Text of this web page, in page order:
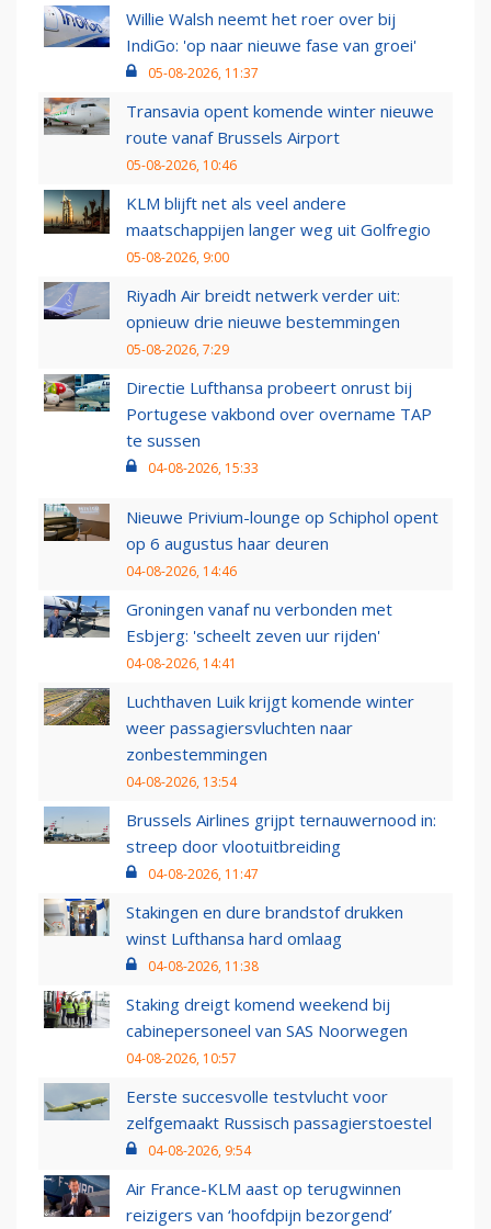
Willie Walsh neemt het roer over bij
IndiGo: 'op naar nieuwe fase van groei'
05-08-2026, 11:37
Transavia opent komende winter nieuwe
route vanaf Brussels Airport
05-08-2026, 10:46
KLM blijft net als veel andere
maatschappijen langer weg uit Golfregio
05-08-2026, 9:00
Riyadh Air breidt netwerk verder uit:
opnieuw drie nieuwe bestemmingen
05-08-2026, 7:29
Directie Lufthansa probeert onrust bij
Portugese vakbond over overname TAP
te sussen
04-08-2026, 15:33
Nieuwe Privium-lounge op Schiphol opent
op 6 augustus haar deuren
04-08-2026, 14:46
Groningen vanaf nu verbonden met
Esbjerg: 'scheelt zeven uur rijden'
04-08-2026, 14:41
Luchthaven Luik krijgt komende winter
weer passagiersvluchten naar
zonbestemmingen
04-08-2026, 13:54
Brussels Airlines grijpt ternauwernood in:
streep door vlootuitbreiding
04-08-2026, 11:47
Stakingen en dure brandstof drukken
winst Lufthansa hard omlaag
04-08-2026, 11:38
Staking dreigt komend weekend bij
cabinepersoneel van SAS Noorwegen
04-08-2026, 10:57
Eerste succesvolle testvlucht voor
zelfgemaakt Russisch passagierstoestel
04-08-2026, 9:54
Air France-KLM aast op terugwinnen
reizigers van ‘hoofdpijn bezorgend’